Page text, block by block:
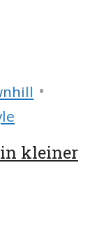
•
kleiner